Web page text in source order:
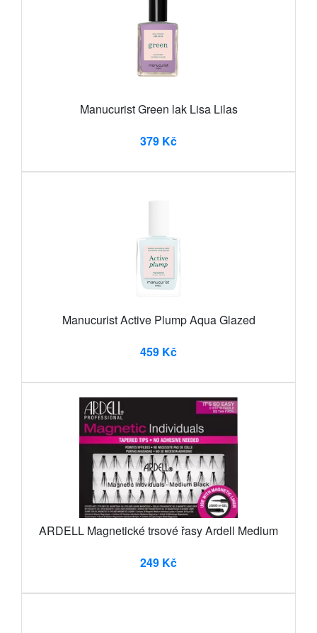
Manucurist Green lak Lisa Lilas
379 Kč
Manucurist Active Plump Aqua Glazed
459 Kč
ARDELL Magnetické trsové řasy Ardell Medium
249 Kč